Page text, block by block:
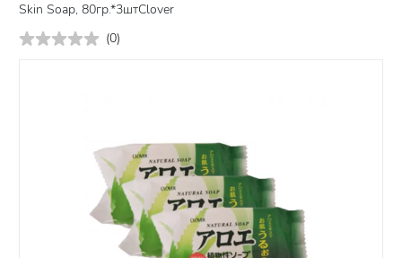
Skin Soap, 80гр.*3штClover
(0)